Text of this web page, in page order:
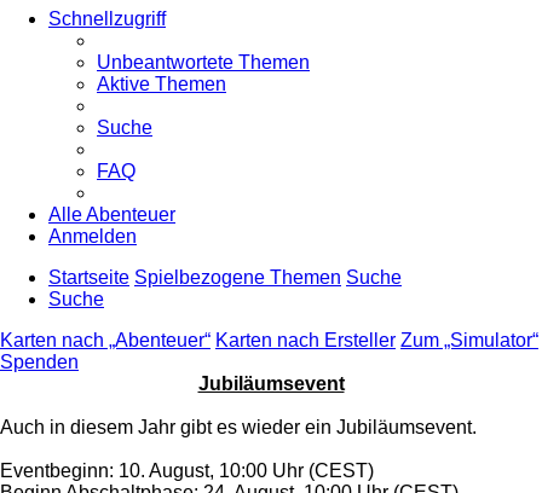
Schnellzugriff
Unbeantwortete Themen
Aktive Themen
Suche
FAQ
Alle Abenteuer
Anmelden
Startseite Spielbezogene Themen Suche
Suche
Karten nach „Abenteuer“ Karten nach Ersteller Zum „Simulator“
Spenden
Jubiläumsevent
Auch in diesem Jahr gibt es wieder ein Jubiläumsevent.
Eventbeginn: 10. August, 10:00 Uhr (CEST)